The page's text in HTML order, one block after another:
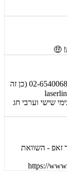
אנחנו זמינים בוואטצאפ (What'sApp) ובטל' 02-6540068 (כן זה
הפעילות שלנו: א' - ה': 9:00-19:00 ובימי שישי וערבי חג
זאפ - השוואת
https://